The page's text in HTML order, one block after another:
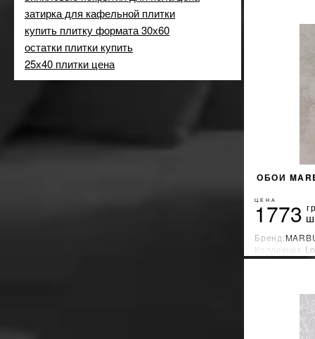
ОБОИ
ЦЕНА
1773
Бренд:
Коллекция:
Страна-
черный
рогожка175
текстиль300
узор335
затирка для кафельной плитки
купить плитку формата 30х60
остатки плитки купить
25х40 плитки цена